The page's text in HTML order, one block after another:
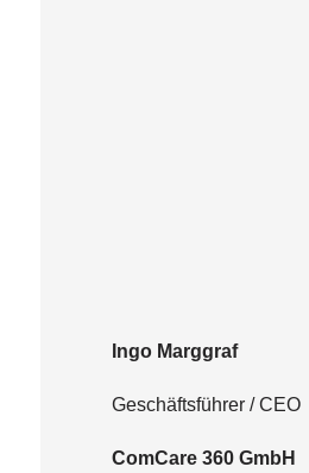
Ingo Marggraf
Geschäfts­füh­rer / CEO
ComCare 360 GmbH